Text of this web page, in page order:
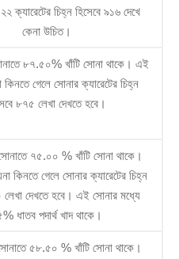
ক্যারেটের চিহ্ন হিসেবে ৯১৬ দেখে
কেনা উচিত।
৮৭.৫০% খাঁটি সোনা থাকে। এই
কিনতে গেলে সোনার ক্যারেটের চিহ্ন
৮৭৫ লেখা দেখতে হবে।
৭৫.০০ % খাঁটি সোনা থাকে।
কিনতে গেলে সোনার ক্যারেটের চিহ্ন
লেখা দেখতে হবে। এই সোনার মধ্যে
ধাতব পদার্থ খাদ থাকে।
৫৮.৫০ % খাঁটি সোনা থাকে।